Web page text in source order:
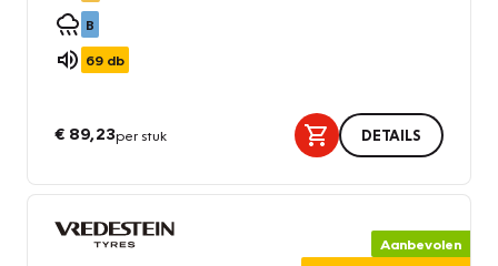
B
69 db
€ 89,23per stuk DETAILS
Aanbevolen